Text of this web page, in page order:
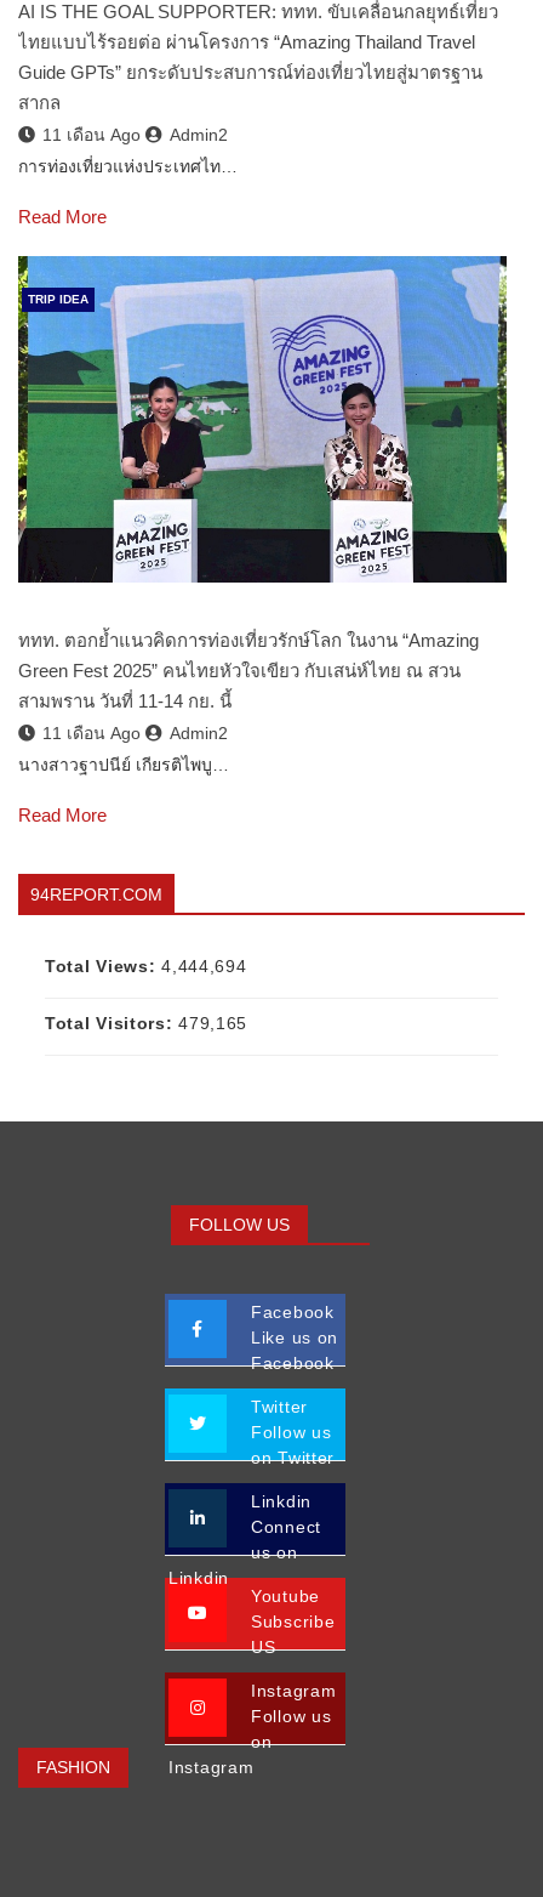
AI IS THE GOAL SUPPORTER: ททท. ขับเคลื่อนกลยุทธ์เที่ยว
ไทยแบบไร้รอยต่อ ผ่านโครงการ “Amazing Thailand Travel
Guide GPTs” ยกระดับประสบการณ์ท่องเที่ยวไทยสู่มาตรฐาน
สากล
11 เดือน Ago
Admin2
การท่องเที่ยวแห่งประเทศไท…
Read More
TRIP IDEA
ททท. ตอกย้ำแนวคิดการท่องเที่ยวรักษ์โลก ในงาน “Amazing
Green Fest 2025” คนไทยหัวใจเขียว กับเสน่ห์ไทย ณ สวน
สามพราน วันที่ 11-14 กย. นี้
11 เดือน Ago
Admin2
นางสาวฐาปนีย์ เกียรติไพบู…
Read More
94REPORT.COM
Total Views:4,444,694
Total Visitors:479,165
FASHION
FOLLOW US
Facebook
Like us on
Facebook
Twitter
Follow us
on Twitter
Linkdin
Connect
us on
Linkdin
Youtube
Subscribe
US
Instagram
Follow us
on
Instagram